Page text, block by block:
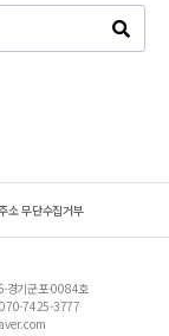
소 무단수집거부
경기군포-0084호
7425-3777